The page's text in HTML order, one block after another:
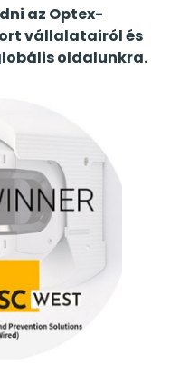
az Optex-
vállalatairól és
oldalunkra.